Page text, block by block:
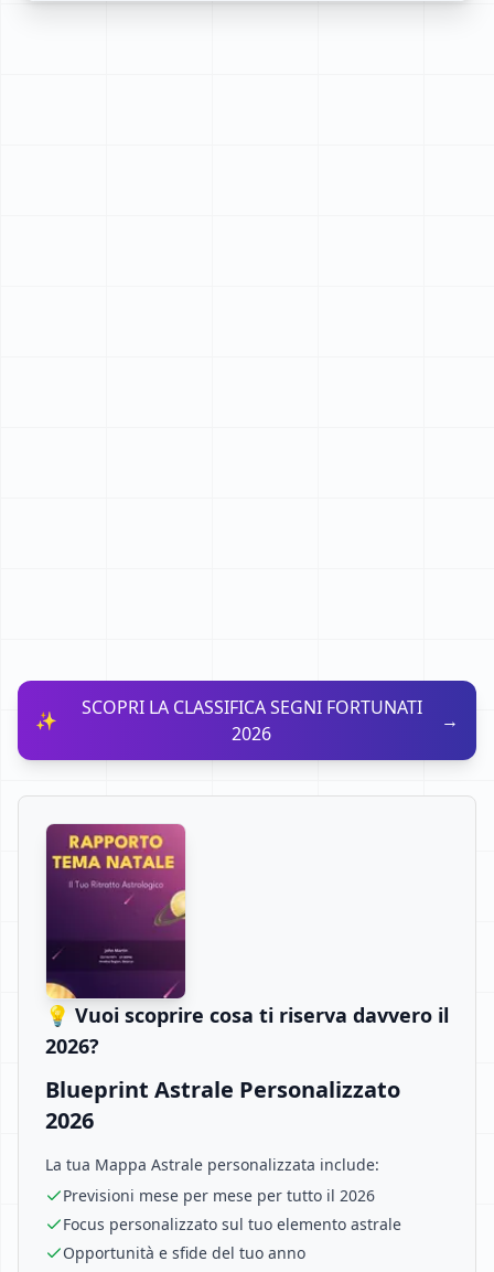
✨
SCOPRI LA CLASSIFICA SEGNI FORTUNATI
2026
→
💡 Vuoi scoprire cosa ti riserva davvero il
2026?
Blueprint Astrale Personalizzato
2026
La tua Mappa Astrale personalizzata include:
Previsioni mese per mese per tutto il 2026
Focus personalizzato sul tuo elemento astrale
Opportunità e sfide del tuo anno